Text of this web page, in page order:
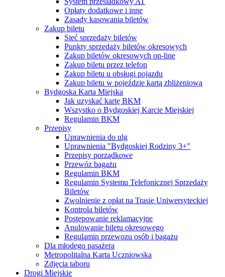
Opłaty dodatkowe i inne
Zasady kasowania biletów
Zakup biletu
Sieć sprzedaży biletów
Punkty sprzedaży biletów okresowych
Zakup biletów okresowych on-line
Zakup biletu przez telefon
Zakup biletu u obsługi pojazdu
Zakup biletu w pojeździe kartą zbliżeniową
Bydgoska Karta Miejska
Jak uzyskać kartę BKM
Wszystko o Bydgoskiej Karcie Miejskiej
Regulamin BKM
Przepisy
Uprawnienia do ulg
Uprawnienia "Bydgoskiej Rodziny 3+"
Przepisy porządkowe
Przewóz bagażu
Regulamin BKM
Regulamin Systemu Telefonicznej Sprzedaży
Biletów
Zwolnienie z opłat na Trasie Uniwersyteckiej
Kontrola biletów
Postępowanie reklamacyjne
Anulowanie biletu okresowego
Regulamin przewozu osób i bagażu
Dla młodego pasażera
Metropolitalna Karta Uczniowska
Zdjęcia taboru
Drogi Miejskie